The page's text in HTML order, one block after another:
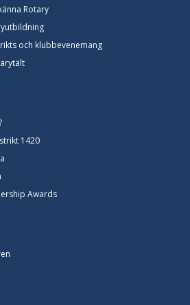
Rotary
och klubbevenemang
1420
Awards